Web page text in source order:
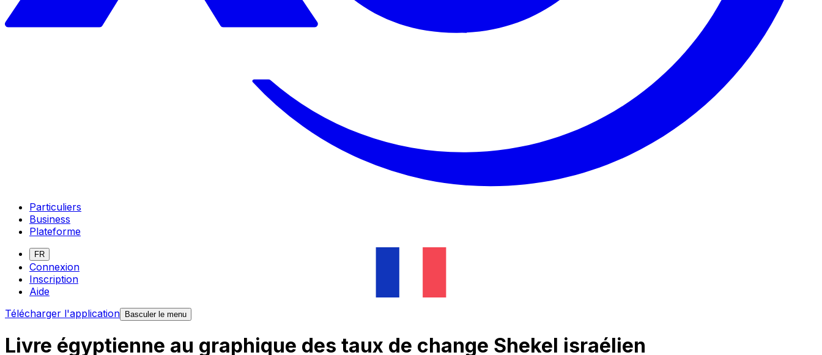
Particuliers
Business
Plateforme
FR
Connexion
Inscription
Aide
Télécharger l'application Basculer le menu
Livre égyptienne au graphique des taux de change Shekel israélien